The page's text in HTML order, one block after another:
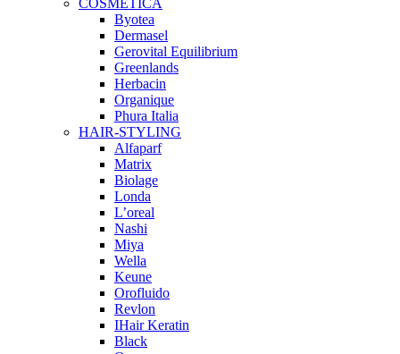
COSMETICA
Byotea
Dermasel
Gerovital Equilibrium
Greenlands
Herbacin
Organique
Phura Italia
HAIR-STYLING
Alfaparf
Matrix
Biolage
Londa
L’oreal
Nashi
Miya
Wella
Keune
Orofluido
Revlon
IHair Keratin
Black